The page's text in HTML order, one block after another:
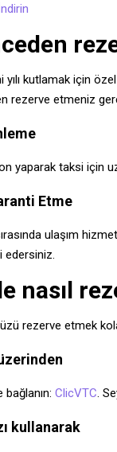
yılı kutlamak için
rezerve etmeniz
yaparak taksi için
Etme
ulaşım
edersiniz.
nasıl
rezerve etmek
bağlanın:ClicVTC.
kullanarak